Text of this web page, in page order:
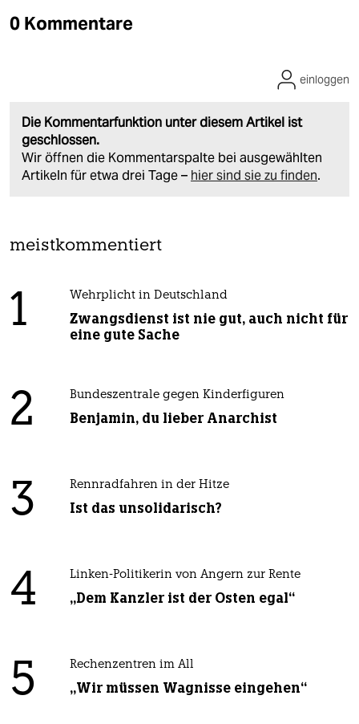
0 Kommentare
Die Kommentarfunktion unter diesem Artikel ist
geschlossen.
Wir öffnen die Kommentarspalte bei ausgewählten
Artikeln für etwa drei Tage – hier sind sie zu finden.
einloggen
meistkommentiert
1 Wehrplicht in Deutschland
Zwangsdienst ist nie gut, auch nicht für
eine gute Sache
2 Bundeszentrale gegen Kinderfiguren
Benjamin, du lieber Anarchist
3 Rennradfahren in der Hitze
Ist das unsolidarisch?
4 Linken-Politikerin von Angern zur Rente
„Dem Kanzler ist der Osten egal“
5 Rechenzentren im All
„Wir müssen Wagnisse eingehen“